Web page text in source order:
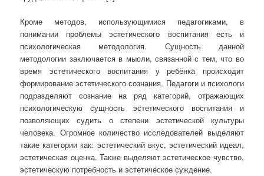
Кроме методов, использующимися педагогиками, в
понимании проблемы эстетического воспитания есть и
психологическая методология. Сущность данной
методологии заключается в мысли, связанной с тем, что во
время эстетического воспитания у ребёнка происходит
формирование эстетического сознания. Педагоги и психологи
подразделяют сознание на ряд категорий, отражающих
психологическую сущность эстетического воспитания и
позволяющих судить о степени эстетической культуры
человека. Огромное количество исследователей выделяют
такие категории как: эстетический вкус, эстетический идеал,
эстетическая оценка. Также выделяют эстетическое чувство,
эстетическую потребность и эстетическое суждение.